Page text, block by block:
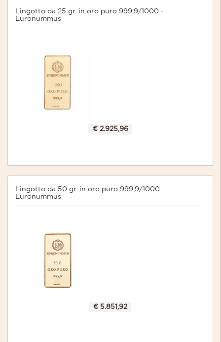
Lingotto da 25 gr. in oro puro 999,9/1000 -
Euronummus
€ 2.925,96
Lingotto da 50 gr. in oro puro 999,9/1000 -
Euronummus
€ 5.851,92